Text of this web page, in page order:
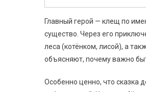
Главный герой — клещ по
существо. Через его
леса (котёнком, лисой), а
объясняют, почему важно
Особенно ценно, что